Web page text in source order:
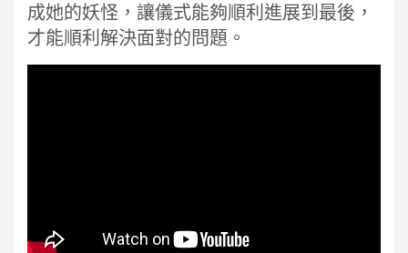
成她的妖怪，讓儀式能夠順利進展到最後，
才能順利解決面對的問題。